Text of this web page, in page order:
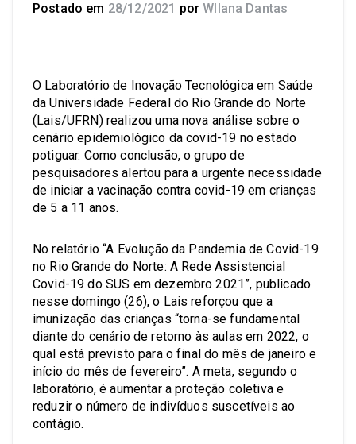
Postado em 28/12/2021 por Wllana Dantas
O Laboratório de Inovação Tecnológica em Saúde
da Universidade Federal do Rio Grande do Norte
(Lais/UFRN) realizou uma nova análise sobre o
cenário epidemiológico da covid-19 no estado
potiguar. Como conclusão, o grupo de
pesquisadores alertou para a urgente necessidade
de iniciar a vacinação contra covid-19 em crianças
de 5 a 11 anos.
No relatório “A Evolução da Pandemia de Covid-19
no Rio Grande do Norte: A Rede Assistencial
Covid-19 do SUS em dezembro 2021”, publicado
nesse domingo (26), o Lais reforçou que a
imunização das crianças “torna-se fundamental
diante do cenário de retorno às aulas em 2022, o
qual está previsto para o final do mês de janeiro e
início do mês de fevereiro”. A meta, segundo o
laboratório, é aumentar a proteção coletiva e
reduzir o número de indivíduos suscetíveis ao
contágio.